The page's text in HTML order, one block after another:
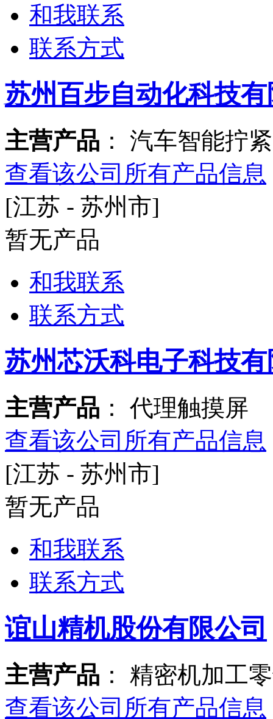
和我联系
联系方式
苏州百步自动化科技
主营产品 ： 汽车智能拧紧
查看该公司所有产品信息
[江苏 - 苏州市]
暂无产品
和我联系
联系方式
苏州芯沃科电子科技
主营产品 ： 代理触摸屏
查看该公司所有产品信息
[江苏 - 苏州市]
暂无产品
和我联系
联系方式
谊山精机股份有限公司
主营产品 ： 精密机加工
查看该公司所有产品信息